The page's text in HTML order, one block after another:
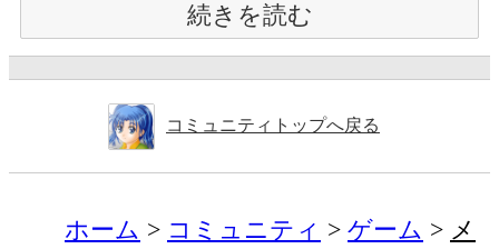
続きを読む
コミュニティトップへ戻る
ホーム コミュニティ ゲーム
メ